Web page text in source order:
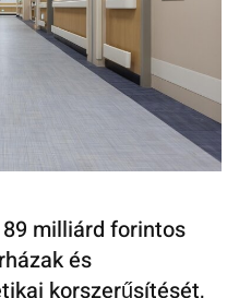
milliárd forintos
és
korszerűsítését,